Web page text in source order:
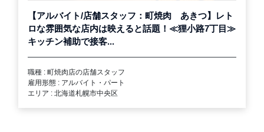
【アルバイト/店舗スタッフ：町焼肉 あきつ】レト
ロな雰囲気な店内は映えると話題！≪狸小路7丁目≫
キッチン補助で接客...
職種 : 町焼肉店の店舗スタッフ
雇用形態 : アルバイト・パート
エリア : 北海道札幌市中央区